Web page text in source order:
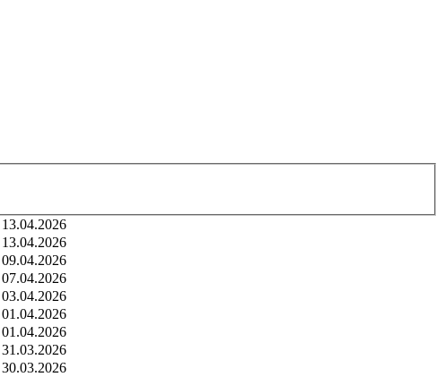
13.04.2026
13.04.2026
09.04.2026
07.04.2026
03.04.2026
01.04.2026
01.04.2026
31.03.2026
30.03.2026